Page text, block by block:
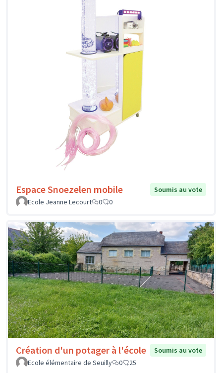
Espace Snoezelen mobile
Soumis au vote
Ecole Jeanne Lecourt
0 0
Création d'un potager à l'école
Soumis au vote
Ecole élémentaire de Seuilly
0 25